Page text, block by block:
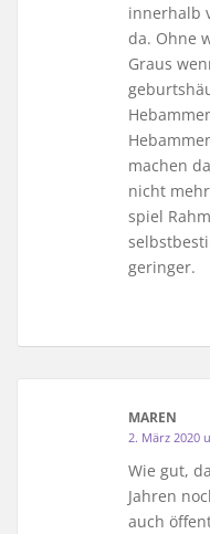
innerhalb
da. Ohne
Graus
machen
nicht
spiel
geringer.
MAREN
2. März 2020
Wie gut,
Jahren
auch